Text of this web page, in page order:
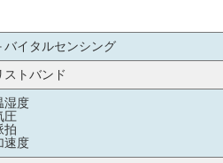
バイタルセンシング
ストバンド
湿度
圧
拍
速度